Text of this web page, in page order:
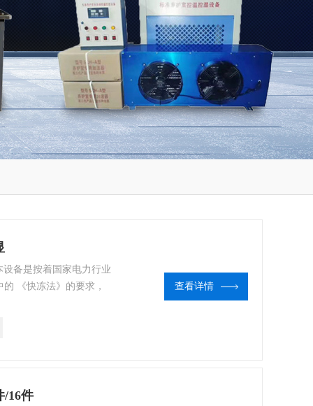
备是按着国家电力行业
《快冻法》的要求，
融能力的标准试验方法》
查看详情
/16件